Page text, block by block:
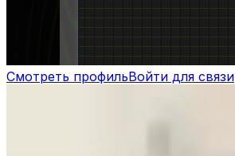
Смотреть профильВойти для связи